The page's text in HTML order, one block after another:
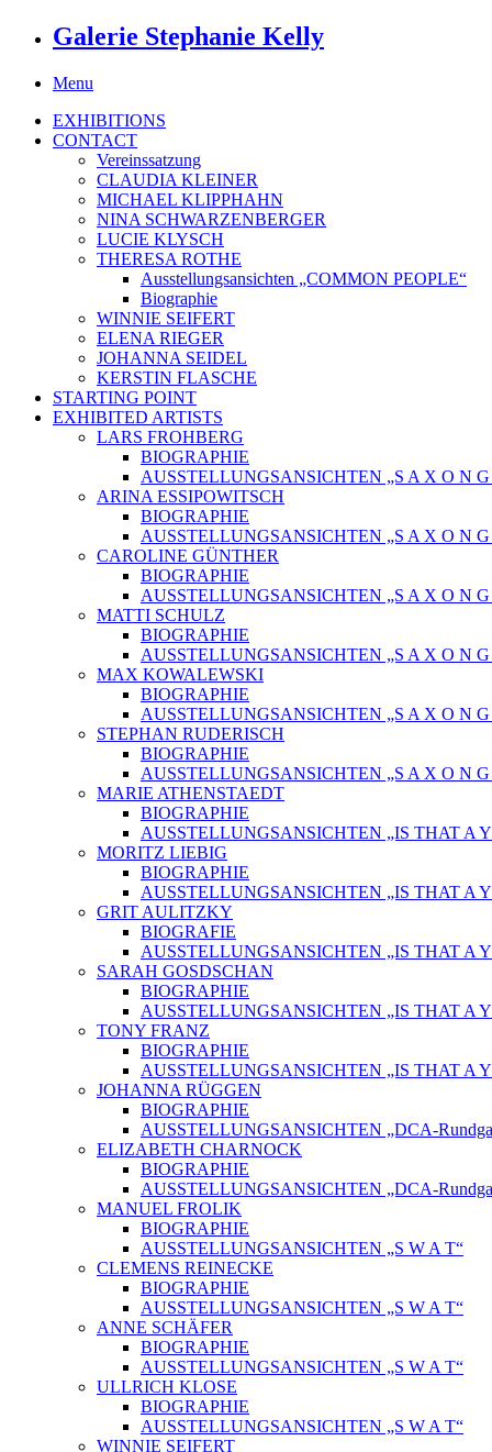
Galerie Stephanie Kelly
Menu
EXHIBITIONS
CONTACT
Vereinssatzung
CLAUDIA KLEINER
MICHAEL KLIPPHAHN
NINA SCHWARZENBERGER
LUCIE KLYSCH
THERESA ROTHE
Ausstellungsansichten „COMMON PEOPLE“
Biographie
WINNIE SEIFERT
ELENA RIEGER
JOHANNA SEIDEL
KERSTIN FLASCHE
STARTING POINT
EXHIBITED ARTISTS
LARS FROHBERG
BIOGRAPHIE
AUSSTELLUNGSANSICHTEN „S A X O N
ARINA ESSIPOWITSCH
BIOGRAPHIE
AUSSTELLUNGSANSICHTEN „S A X O N
CAROLINE GÜNTHER
BIOGRAPHIE
AUSSTELLUNGSANSICHTEN „S A X O N
MATTI SCHULZ
BIOGRAPHIE
AUSSTELLUNGSANSICHTEN „S A X O N
MAX KOWALEWSKI
BIOGRAPHIE
AUSSTELLUNGSANSICHTEN „S A X O N
STEPHAN RUDERISCH
BIOGRAPHIE
AUSSTELLUNGSANSICHTEN „S A X O N
MARIE ATHENSTAEDT
BIOGRAPHIE
AUSSTELLUNGSANSICHTEN „IS THAT A
MORITZ LIEBIG
BIOGRAPHIE
AUSSTELLUNGSANSICHTEN „IS THAT A
GRIT AULITZKY
BIOGRAFIE
AUSSTELLUNGSANSICHTEN „IS THAT A
SARAH GOSDSCHAN
BIOGRAPHIE
AUSSTELLUNGSANSICHTEN „IS THAT A
TONY FRANZ
BIOGRAPHIE
AUSSTELLUNGSANSICHTEN „IS THAT A
JOHANNA RÜGGEN
BIOGRAPHIE
AUSSTELLUNGSANSICHTEN „DCA-
ELIZABETH CHARNOCK
BIOGRAPHIE
AUSSTELLUNGSANSICHTEN „DCA-
MANUEL FROLIK
BIOGRAPHIE
AUSSTELLUNGSANSICHTEN „S W A T“
CLEMENS REINECKE
BIOGRAPHIE
AUSSTELLUNGSANSICHTEN „S W A T“
ANNE SCHÄFER
BIOGRAPHIE
AUSSTELLUNGSANSICHTEN „S W A T“
ULLRICH KLOSE
BIOGRAPHIE
AUSSTELLUNGSANSICHTEN „S W A T“
WINNIE SEIFERT